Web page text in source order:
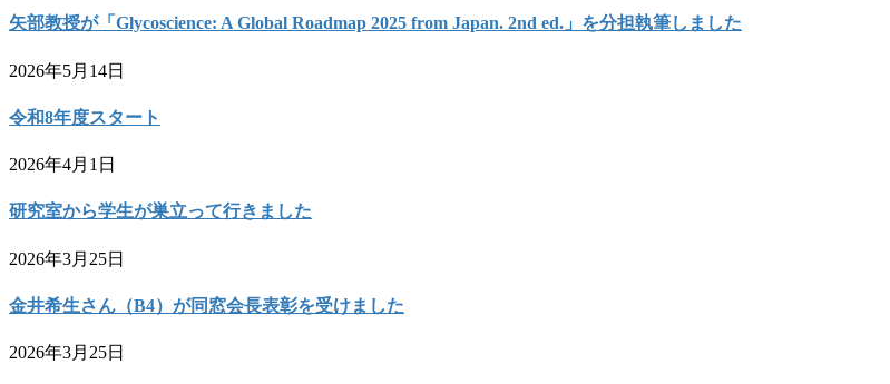
矢部教授が「Glycoscience: A Global Roadmap 2025 from Japan. 2nd ed.」を分担執筆しました
2026年5月14日
令和8年度スタート
2026年4月1日
研究室から学生が巣立って行きました
2026年3月25日
金井希生さん（B4）が同窓会長表彰を受けました
2026年3月25日